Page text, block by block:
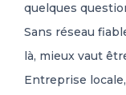
quelques
Sans réseau
là, mieux vaut
Entreprise